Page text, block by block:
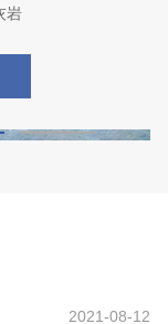
产能
原料
2021-08-12